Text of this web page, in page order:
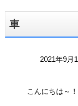
車
2021年9月
こんにちは～！